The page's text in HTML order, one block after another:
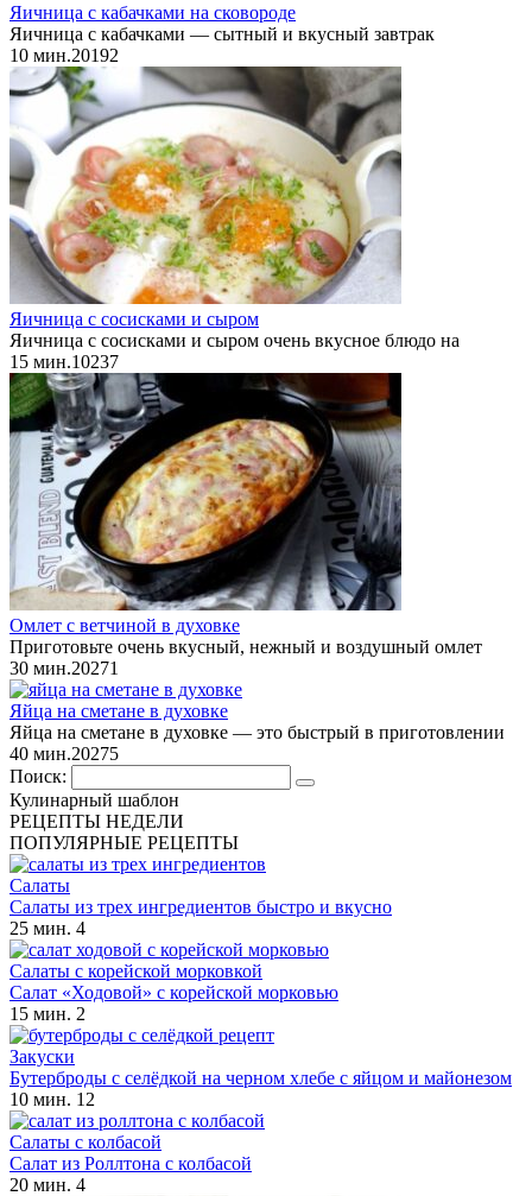
Яичница с кабачками на сковороде
Яичница с кабачками — сытный и вкусный завтрак
10 мин.20192
Яичница с сосисками и сыром
Яичница с сосисками и сыром очень вкусное блюдо на
15 мин.10237
Омлет с ветчиной в духовке
Приготовьте очень вкусный, нежный и воздушный омлет
30 мин.20271
Яйца на сметане в духовке
Яйца на сметане в духовке — это быстрый в приготовлении
40 мин.20275
Поиск:
Кулинарный шаблон
РЕЦЕПТЫ НЕДЕЛИ
ПОПУЛЯРНЫЕ РЕЦЕПТЫ
Салаты
Салаты из трех ингредиентов быстро и вкусно
25 мин. 4
Салаты с корейской морковкой
Салат «Ходовой» с корейской морковью
15 мин. 2
Закуски
Бутерброды с селёдкой на черном хлебе с яйцом и майонезом
10 мин. 12
Салаты с колбасой
Салат из Роллтона с колбасой
20 мин. 4